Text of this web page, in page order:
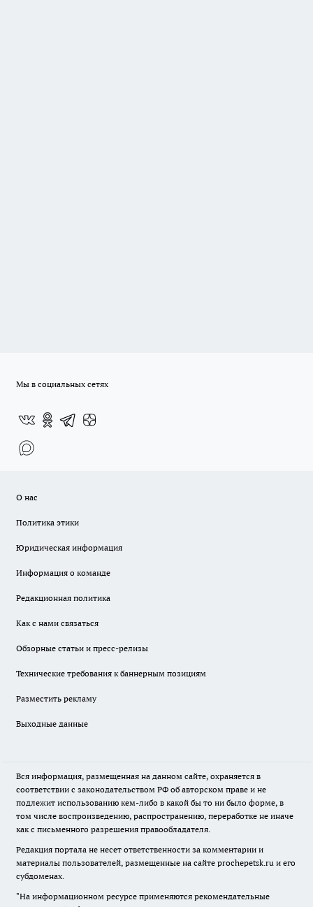
Мы в социальных сетях
О нас
Политика этики
Юридическая информация
Информация о команде
Редакционная политика
Как с нами связаться
Обзорные статьи и пресс-релизы
Технические требования к баннерным позициям
Разместить рекламу
Выходные данные
Вся информация, размещенная на данном сайте, охраняется в
соответствии с законодательством РФ об авторском праве и не
подлежит использованию кем-либо в какой бы то ни было форме, в
том числе воспроизведению, распространению, переработке не иначе
как с письменного разрешения правообладателя.
Редакция портала не несет ответственности за комментарии и
материалы пользователей, размещенные на сайте prochepetsk.ru и его
субдоменах.
"На информационном ресурсе применяются рекомендательные